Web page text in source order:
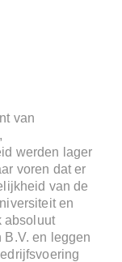
van
werden lager
voren dat er
van de
en
absoluut
en leggen